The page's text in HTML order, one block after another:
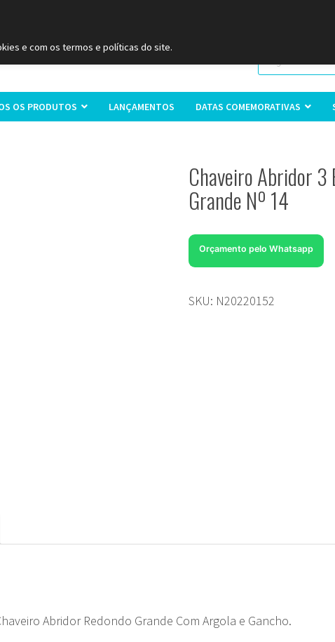
OS PRODUTOS LANÇAMENTOS DATAS COMEMORATIVAS
Chaveiro Abridor 3
Grande Nº 14
Orçamento pelo Whatsapp
SKU: N20220152
Abridor Redondo Grande Com Argola e Gancho.
e com os termos e políticas do site.